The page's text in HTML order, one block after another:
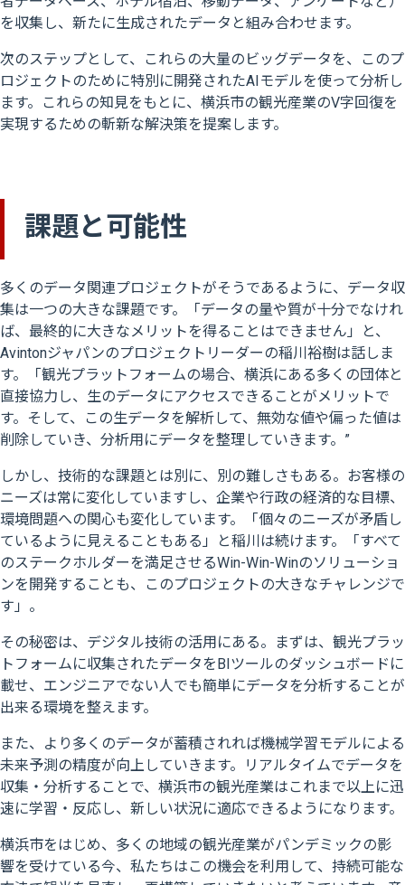
を収集し、新たに生成されたデータと組み合わせます。
次のステップとして、これらの大量のビッグデータを、このプ
ロジェクトのために特別に開発されたAIモデルを使って分析し
ます。これらの知見をもとに、横浜市の観光産業のV字回復を
実現するための斬新な解決策を提案します。
課題と可能性
多くのデータ関連プロジェクトがそうであるように、データ収
集は一つの大きな課題です。「データの量や質が十分でなけれ
ば、最終的に大きなメリットを得ることはできません」と、
Avintonジャパンのプロジェクトリーダーの稲川裕樹は話しま
す。「観光プラットフォームの場合、横浜にある多くの団体と
直接協力し、生のデータにアクセスできることがメリットで
す。そして、この生データを解析して、無効な値や偏った値は
削除していき、分析用にデータを整理していきます。”
しかし、技術的な課題とは別に、別の難しさもある。お客様の
ニーズは常に変化していますし、企業や行政の経済的な目標、
環境問題への関心も変化しています。「個々のニーズが矛盾し
ているように見えることもある」と稲川は続けます。「すべて
のステークホルダーを満足させるWin-Win-Winのソリューショ
ンを開発することも、このプロジェクトの大きなチャレンジで
す」。
その秘密は、デジタル技術の活用にある。まずは、観光プラッ
トフォームに収集されたデータをBIツールのダッシュボードに
載せ、エンジニアでない人でも簡単にデータを分析することが
出来る環境を整えます。
また、より多くのデータが蓄積されれば機械学習モデルによる
未来予測の精度が向上していきます。リアルタイムでデータを
収集・分析することで、横浜市の観光産業はこれまで以上に迅
速に学習・反応し、新しい状況に適応できるようになります。
横浜市をはじめ、多くの地域の観光産業がパンデミックの影
響を受けている今、私たちはこの機会を利用して、持続可能な